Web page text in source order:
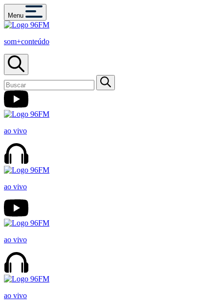
Menu
som+conteúdo
ao vivo
ao vivo
ao vivo
ao vivo